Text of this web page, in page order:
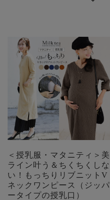
＜授乳服・マタニティ＞美
ライン叶う＆ちくちくしな
い！もっちりリブニットV
ネックワンピース（ジッパ
ータイプの授乳口）